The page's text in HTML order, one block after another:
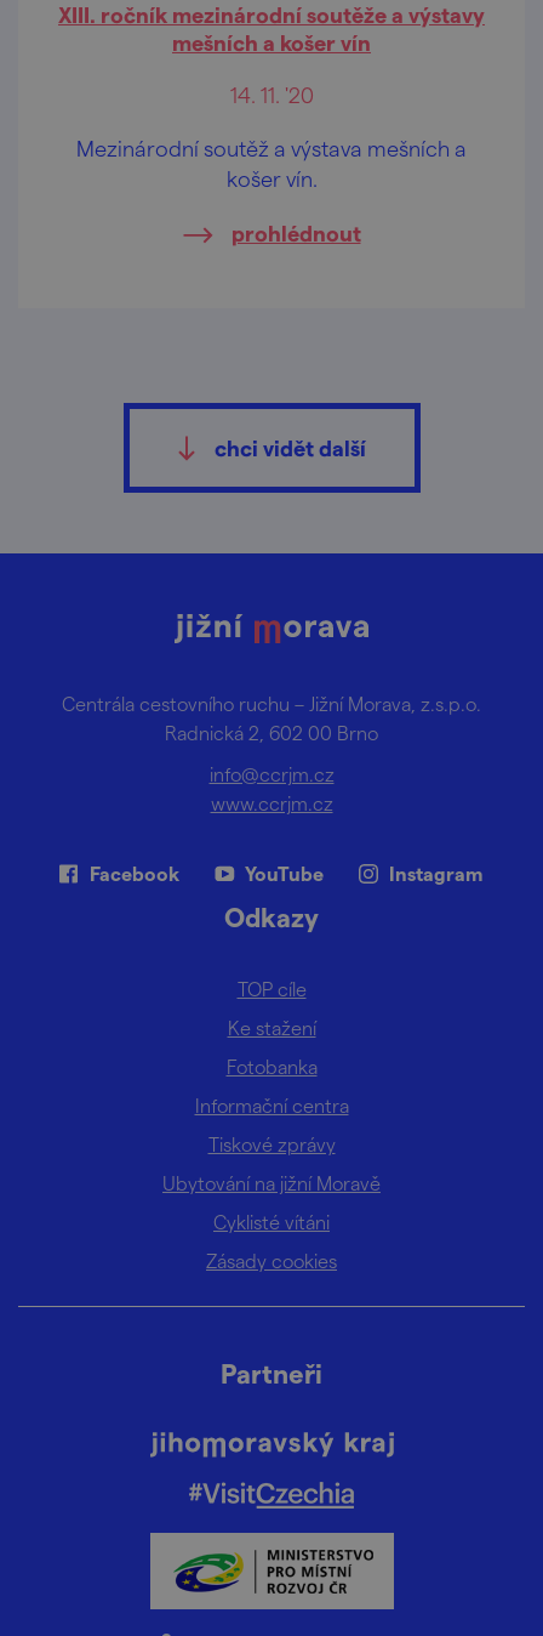
XIII. ročník mezinárodní soutěže a výstavy
mešních a košer vín
14. 11. '20
Mezinárodní soutěž a výstava mešních a
košer vín.
prohlédnout
chci vidět další
Centrála cestovního ruchu – Jižní Morava, z.s.p.o.
Radnická 2, 602 00 Brno
info@ccrjm.cz
www.ccrjm.cz
Facebook YouTube Instagram
Odkazy
TOP cíle
Ke stažení
Fotobanka
Informační centra
Tiskové zprávy
Ubytování na jižní Moravě
Cyklisté vítáni
Zásady cookies
Partneři